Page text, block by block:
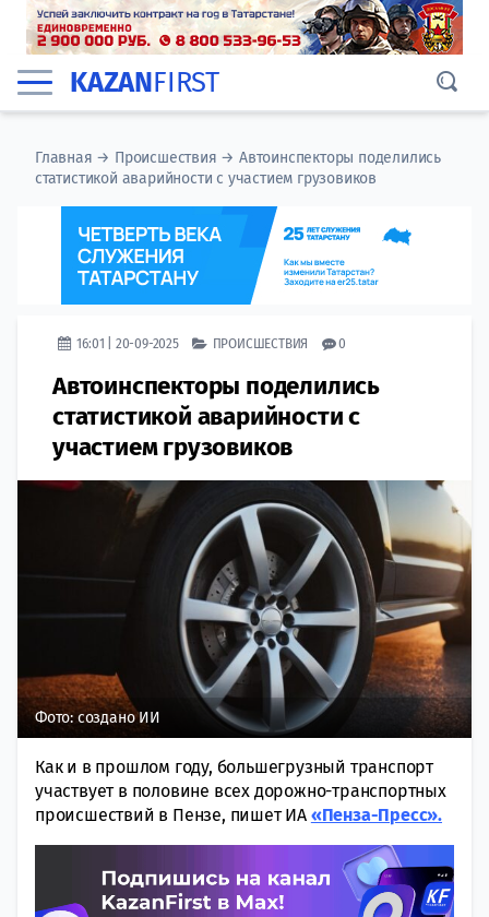
KAZANFIRST
Главная → Происшествия →Автоинспекторы поделились
статистикой аварийности с участием грузовиков
16:01 | 20-09-2025 ПРОИСШЕСТВИЯ 0
Автоинспекторы поделились
статистикой аварийности с
участием грузовиков
Фото: создано ИИ
Как и в прошлом году, большегрузный транспорт
участвует в половине всех дорожно-транспортных
происшествий в Пензе, пишет ИА «Пенза-Пресс».